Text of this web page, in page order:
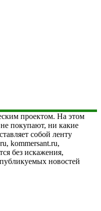
проектом. На этом
покупают, ни какие
собой ленту
kommersant.ru,
без искажения,
публикуемых новостей